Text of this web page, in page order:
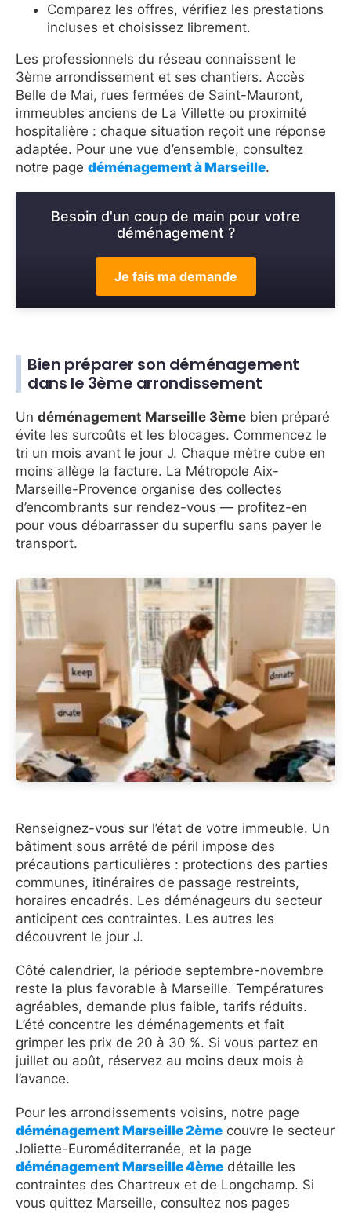
Comparez les offres, vérifiez les prestations
incluses et choisissez librement.
Les professionnels du réseau connaissent le
3ème arrondissement et ses chantiers. Accès
Belle de Mai, rues fermées de Saint-Mauront,
immeubles anciens de La Villette ou proximité
hospitalière : chaque situation reçoit une réponse
adaptée. Pour une vue d’ensemble, consultez
notre page déménagement à Marseille.
Besoin d'un coup de main pour votre
déménagement ?
Je fais ma demande
Bien préparer son déménagement
dans le 3ème arrondissement
Un déménagement Marseille 3ème bien préparé
évite les surcoûts et les blocages. Commencez le
tri un mois avant le jour J. Chaque mètre cube en
moins allège la facture. La Métropole Aix-
Marseille-Provence organise des collectes
d’encombrants sur rendez-vous — profitez-en
pour vous débarrasser du superflu sans payer le
transport.
Renseignez-vous sur l’état de votre immeuble. Un
bâtiment sous arrêté de péril impose des
précautions particulières : protections des parties
communes, itinéraires de passage restreints,
horaires encadrés. Les déménageurs du secteur
anticipent ces contraintes. Les autres les
découvrent le jour J.
Côté calendrier, la période septembre-novembre
reste la plus favorable à Marseille. Températures
agréables, demande plus faible, tarifs réduits.
L’été concentre les déménagements et fait
grimper les prix de 20 à 30 %. Si vous partez en
juillet ou août, réservez au moins deux mois à
l’avance.
Pour les arrondissements voisins, notre page
déménagement Marseille 2ème couvre le secteur
Joliette-Euroméditerranée, et la page
déménagement Marseille 4ème détaille les
contraintes des Chartreux et de Longchamp. Si
vous quittez Marseille, consultez nos pages